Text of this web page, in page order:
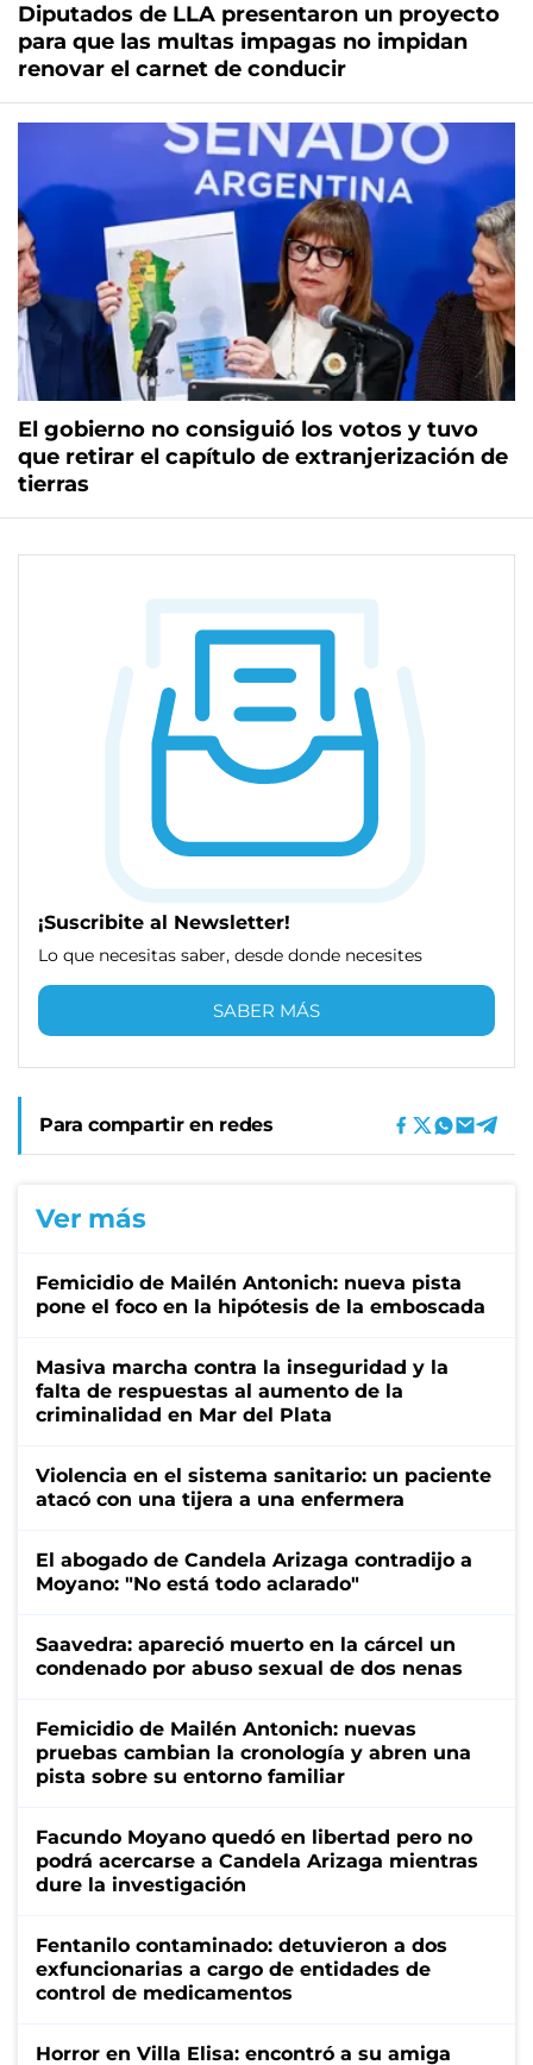
Diputados de LLA presentaron un proyecto
para que las multas impagas no impidan
renovar el carnet de conducir
El gobierno no consiguió los votos y tuvo
que retirar el capítulo de extranjerización de
tierras
¡Suscribite al Newsletter!
Lo que necesitas saber, desde donde necesites
SABER MÁS
Para compartir en redes
Ver más
Femicidio de Mailén Antonich: nueva pista
pone el foco en la hipótesis de la emboscada
Masiva marcha contra la inseguridad y la
falta de respuestas al aumento de la
criminalidad en Mar del Plata
Violencia en el sistema sanitario: un paciente
atacó con una tijera a una enfermera
El abogado de Candela Arizaga contradijo a
Moyano: "No está todo aclarado"
Saavedra: apareció muerto en la cárcel un
condenado por abuso sexual de dos nenas
Femicidio de Mailén Antonich: nuevas
pruebas cambian la cronología y abren una
pista sobre su entorno familiar
Facundo Moyano quedó en libertad pero no
podrá acercarse a Candela Arizaga mientras
dure la investigación
Fentanilo contaminado: detuvieron a dos
exfuncionarias a cargo de entidades de
control de medicamentos
Horror en Villa Elisa: encontró a su amiga